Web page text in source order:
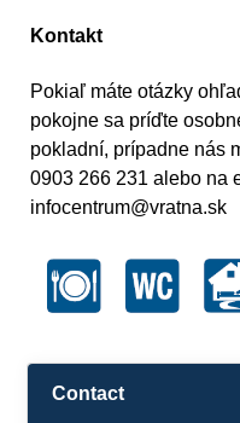
Kontakt
Pokiaľ máte otázky
pokojne sa príďte
pokladní, prípadne nás
0903 266 231 alebo na
infocentrum@vratna.sk
Contact